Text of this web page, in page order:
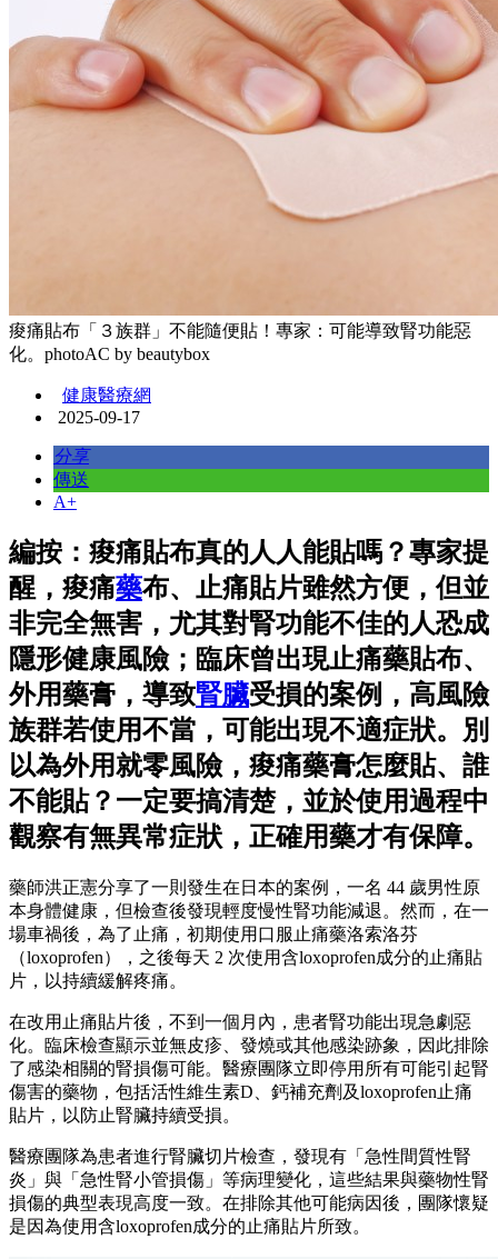
痠痛貼布「３族群」不能隨便貼！專家：可能導致腎功能惡
化。photoAC by beautybox
健康醫療網
2025-09-17
分享
傳送
A+
編按：痠痛貼布真的人人能貼嗎？專家提
醒，痠痛藥布、止痛貼片雖然方便，但並
非完全無害，尤其對腎功能不佳的人恐成
隱形健康風險；臨床曾出現止痛藥貼布、
外用藥膏，導致腎臟受損的案例，高風險
族群若使用不當，可能出現不適症狀。別
以為外用就零風險，痠痛藥膏怎麼貼、誰
不能貼？一定要搞清楚，並於使用過程中
觀察有無異常症狀，正確用藥才有保障。
藥師洪正憲分享了一則發生在日本的案例，一名 44 歲男性原
本身體健康，但檢查後發現輕度慢性腎功能減退。然而，在一
場車禍後，為了止痛，初期使用口服止痛藥洛索洛芬
（loxoprofen），之後每天 2 次使用含loxoprofen成分的止痛貼
片，以持續緩解疼痛。
在改用止痛貼片後，不到一個月內，患者腎功能出現急劇惡
化。臨床檢查顯示並無皮疹、發燒或其他感染跡象，因此排除
了感染相關的腎損傷可能。醫療團隊立即停用所有可能引起腎
傷害的藥物，包括活性維生素D、鈣補充劑及loxoprofen止痛
貼片，以防止腎臟持續受損。
醫療團隊為患者進行腎臟切片檢查，發現有「急性間質性腎
炎」與「急性腎小管損傷」等病理變化，這些結果與藥物性腎
損傷的典型表現高度一致。在排除其他可能病因後，團隊懷疑
是因為使用含loxoprofen成分的止痛貼片所致。